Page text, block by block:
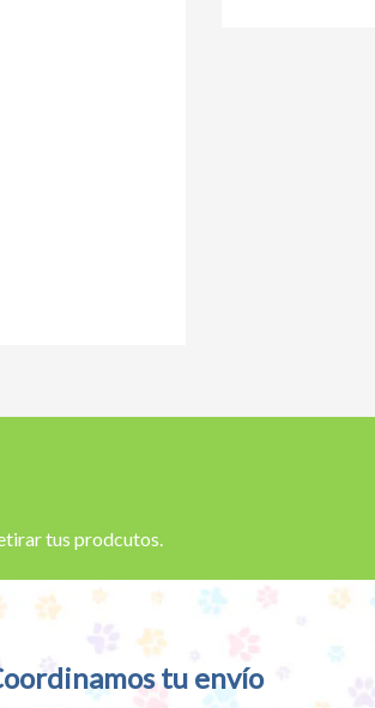
tus prodcutos.
tu envío